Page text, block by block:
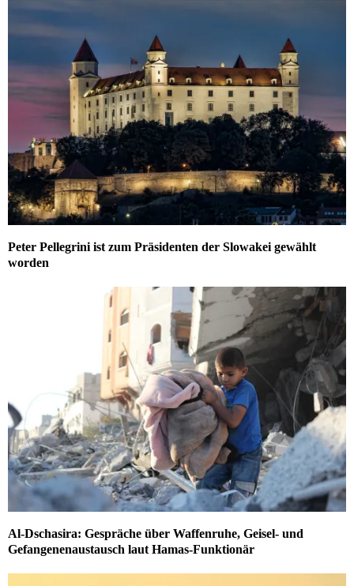
Peter Pellegrini ist zum Präsidenten der Slowakei gewählt
worden
Al-Dschasira: Gespräche über Waffenruhe, Geisel- und
Gefangenenaustausch laut Hamas-Funktionär